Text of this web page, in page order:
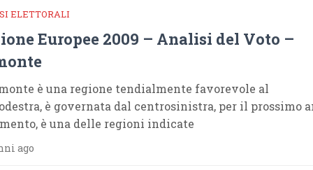
ELETTORALI
Europee 2009 – Analisi del Voto –
è una regione tendialmente favorevole al
è governata dal centrosinistra, per il prossimo
è una delle regioni indicate
ago